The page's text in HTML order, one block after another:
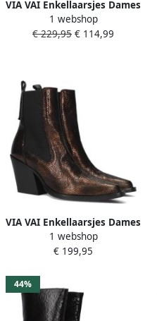
VIA VAI Enkellaarsjes Dames
Sienna Carson Maat: 36
Materiaal: Leer Kleur: Zwart
1 webshop
€ 229,95 € 114,99
VIA VAI Enkellaarsjes Dames
Gioia Flynn Maat: 37
Materiaal: Leer Kleur: Brons
1 webshop
€ 199,95
44%